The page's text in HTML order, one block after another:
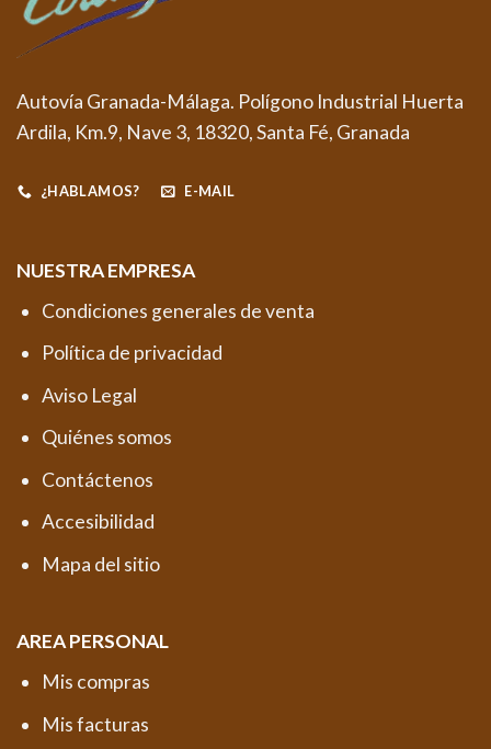
Autovía Granada-Málaga. Polígono Industrial Huerta
Ardila, Km.9, Nave 3, 18320, Santa Fé, Granada
¿HABLAMOS? E-MAIL
NUESTRA EMPRESA
Condiciones generales de venta
Política de privacidad
Aviso Legal
Quiénes somos
Contáctenos
Accesibilidad
Mapa del sitio
AREA PERSONAL
Mis compras
Mis facturas